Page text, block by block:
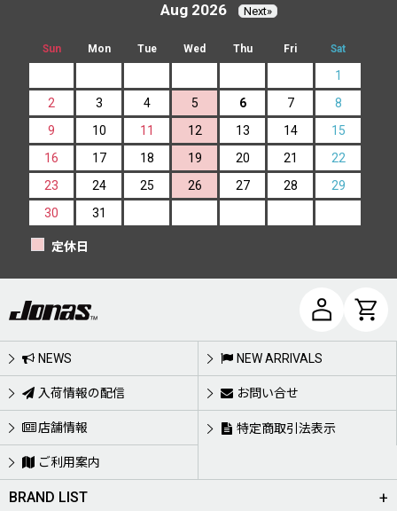
Aug 2026 Next»
Sun Mon Tue Wed Thu Fri Sat
1
2
3 4 5 6 7
8
9
10 11 12 13 14
15
16
17 18 19 20 21
22
23
24 25 26 27 28
29
30
31
定休日
NEWS NEW ARRIVALS
入荷情報の配信 お問い合せ
店舗情報 特定商取引法表示
ご利用案内
BRAND LIST